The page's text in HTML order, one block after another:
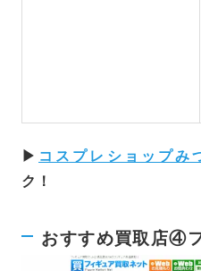
▶ コスプレショップみ
ク！
おすすめ買取店④